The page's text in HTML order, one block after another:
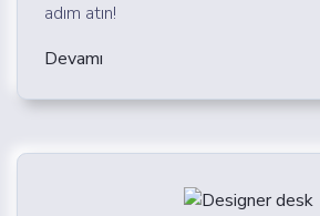
adım atın!
Devamı